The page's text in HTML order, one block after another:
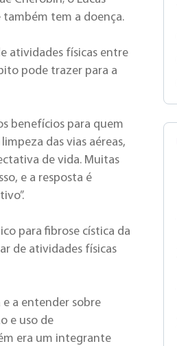
também tem a doença.
atividades físicas entre
pode trazer para a
benefícios para quem
das vias aéreas,
de vida. Muitas
e a resposta é
para fibrose cística da
de atividades físicas
e a entender sobre
e uso de
era um integrante